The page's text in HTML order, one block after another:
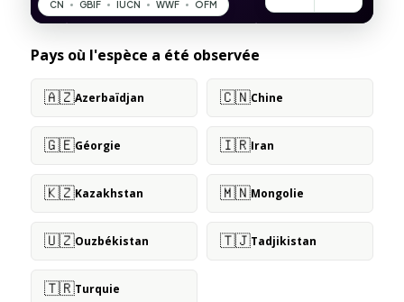
Pays où l'espèce a été observée
🇦🇿Azerbaïdjan 🇨🇳Chine
🇬🇪Géorgie 🇮🇷Iran
🇰🇿Kazakhstan 🇲🇳Mongolie
🇺🇿Ouzbékistan 🇹🇯Tadjikistan
🇹🇷Turquie